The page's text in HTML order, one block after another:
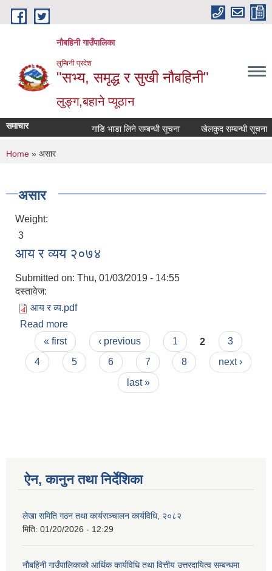
Skip to main content
नौबहिनी गाउँपालिका
लुम्बिनी प्रदेश
"सभ्य, समृद्ध र सुखी नौबहिनी"
लुङ्ग,बहाने प्यूठान
समाचार गाडि भाडा लिने सम्बन्धी सूचना खेलकुद सम्बन्धी सूचना
You are here
Home » असार
असार
Weight:
3
आय र व्यय २०७४
Submitted on: Thu, 01/03/2019 - 14:55
दस्तावेज:
आय र व्य.pdf
Read more
Pages
« first ‹ previous 1 2
3
4
5 6 7 8
next ›
last »
ऐन, कानुन तथा निर्देशिका
लेखा समिति गठन तथा कार्यसञ्चालन कार्यविधि, २०८२
मिति: 01/20/2026 - 12:29
नौबहिनी गाउँपालिकाको आर्थिक कार्यविधि तथा वित्तीय उत्तरदायित्व सम्बन्धमा